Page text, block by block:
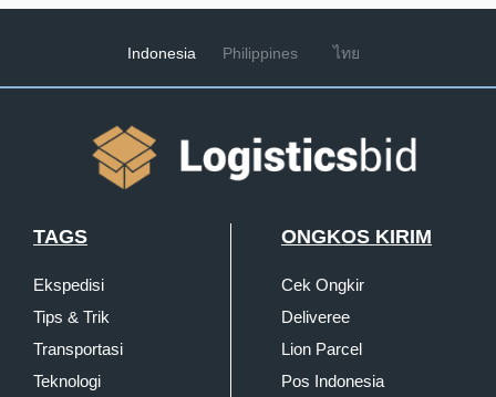
Indonesia Philippines ไทย
TAGS
Ekspedisi
Tips & Trik
Transportasi
Teknologi
ONGKOS KIRIM
Cek Ongkir
Deliveree
Lion Parcel
Pos Indonesia